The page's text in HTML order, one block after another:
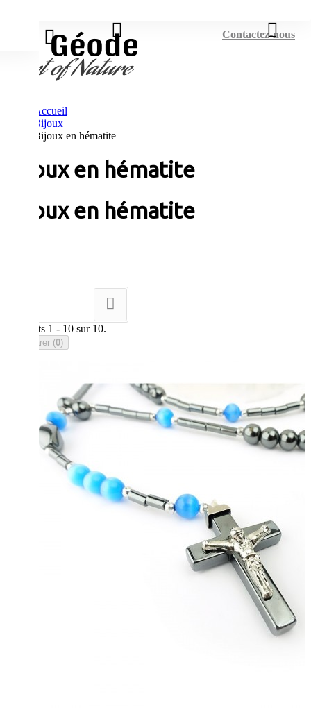
Contactez-nous
Accueil
Bijoux
Bijoux en hématite
Bijoux en hématite
Bijoux en hématite
Résultats 1 - 10 sur 10.
Comparer (0)